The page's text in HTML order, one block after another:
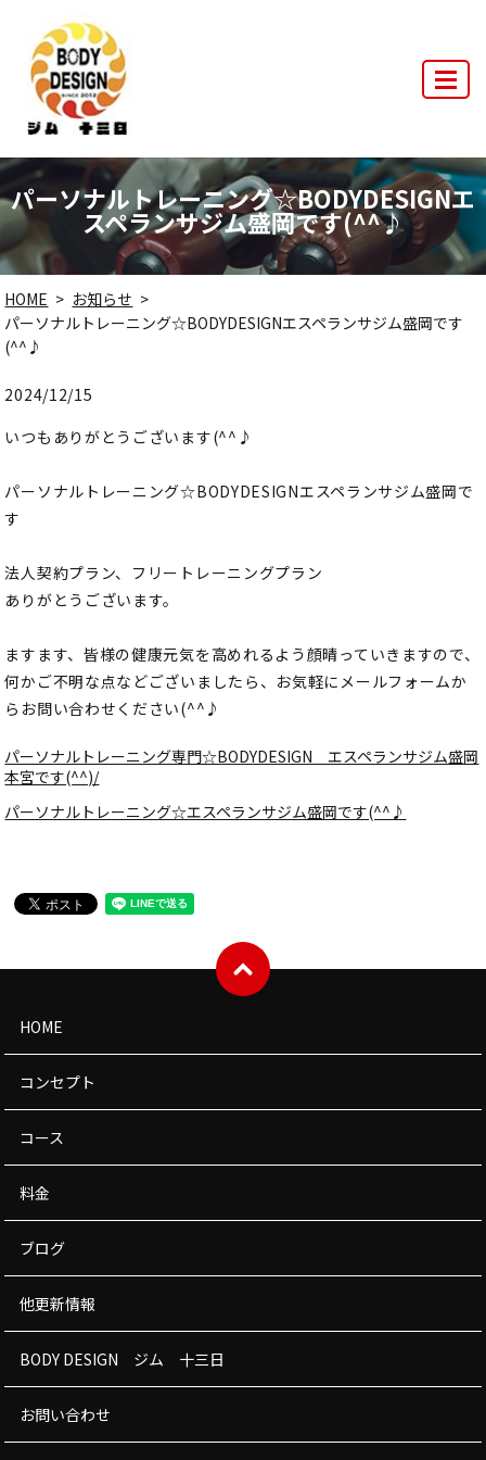
パーソナルトレーニング☆BODYDESIGNエ
スペランサジム盛岡です(^^♪
HOME
お知らせ
パーソナルトレーニング☆BODYDESIGNエスペランサジム盛岡です
(^^♪
2024/12/15
いつもありがとうございます(^^♪
パーソナルトレーニング☆BODYDESIGNエスペランサジム盛岡で
す
法人契約プラン、フリートレーニングプラン
ありがとうございます。
ますます、皆様の健康元気を高めれるよう顔晴っていきますので、
何かご不明な点などございましたら、お気軽にメールフォームか
らお問い合わせください(^^♪
パーソナルトレーニング専門☆BODYDESIGN エスペランサジム盛岡
本宮です(^^)/
パーソナルトレーニング☆エスペランサジム盛岡です(^^♪
HOME
コンセプト
コース
料金
ブログ
他更新情報
BODY DESIGN ジム 十三日
お問い合わせ